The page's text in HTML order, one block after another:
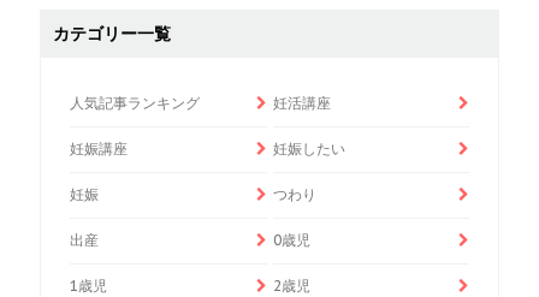
カテゴリー一覧
人気記事ランキング 妊活講座
妊娠講座 妊娠したい
妊娠 つわり
出産 0歳児
1歳児 2歳児